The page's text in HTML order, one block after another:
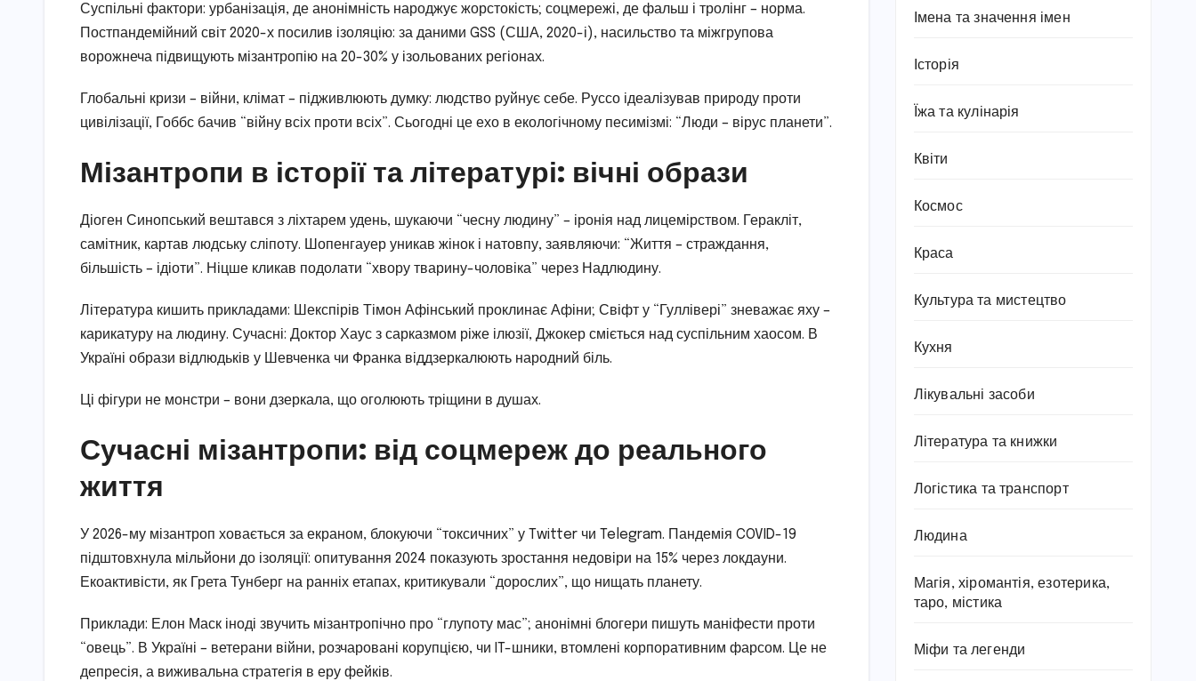
Суспільні фактори: урбанізація, де анонімність народжує жорстокість; соцмережі, де фальш і тролінг – норма.
Постпандемійний світ 2020-х посилив ізоляцію: за даними GSS (США, 2020-і), насильство та міжгрупова
ворожнеча підвищують мізантропію на 20-30% у ізольованих регіонах.
Глобальні кризи – війни, клімат – підживлюють думку: людство руйнує себе. Руссо ідеалізував природу проти
цивілізації, Гоббс бачив “війну всіх проти всіх”. Сьогодні це ехо в екологічному песимізмі: “Люди – вірус планети”.
Мізантропи в історії та літературі: вічні образи
Діоген Синопський вештався з ліхтарем удень, шукаючи “чесну людину” – іронія над лицемірством. Геракліт,
самітник, картав людську сліпоту. Шопенгауер уникав жінок і натовпу, заявляючи: “Життя – страждання,
більшість – ідіоти”. Ніцше кликав подолати “хвору тварину-чоловіка” через Надлюдину.
Література кишить прикладами: Шекспірів Тімон Афінський проклинає Афіни; Свіфт у “Гуллівері” зневажає яху –
карикатуру на людину. Сучасні: Доктор Хаус з сарказмом ріже ілюзії, Джокер сміється над суспільним хаосом. В
Україні образи відлюдьків у Шевченка чи Франка віддзеркалюють народний біль.
Ці фігури не монстри – вони дзеркала, що оголюють тріщини в душах.
Сучасні мізантропи: від соцмереж до реального
життя
У 2026-му мізантроп ховається за екраном, блокуючи “токсичних” у Twitter чи Telegram. Пандемія COVID-19
підштовхнула мільйони до ізоляції: опитування 2024 показують зростання недовіри на 15% через локдауни.
Екоактивісти, як Грета Тунберг на ранніх етапах, критикували “дорослих”, що нищать планету.
Приклади: Елон Маск іноді звучить мізантропічно про “глупоту мас”; анонімні блогери пишуть маніфести проти
“овець”. В Україні – ветерани війни, розчаровані корупцією, чи IT-шники, втомлені корпоративним фарсом. Це не
депресія, а виживальна стратегія в еру фейків.
Імена та значення імен
Історія
Їжа та кулінарія
Квіти
Космос
Краса
Культура та мистецтво
Кухня
Лікувальні засоби
Література та книжки
Логістика та транспорт
Людина
Магія, хіромантія, езотерика,
таро, містика
Міфи та легенди